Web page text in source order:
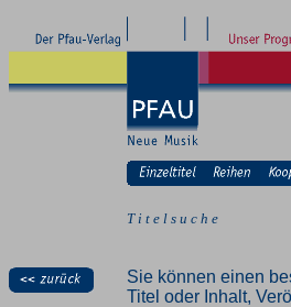
T i t e l s u c h e
Sie können einen
Titel oder Inhalt,